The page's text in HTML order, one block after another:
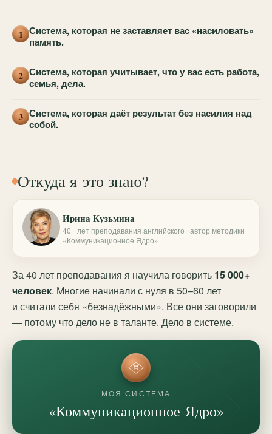
1 Система, которая не заставляет вас «насиловать»
память.
2 Система, которая учитывает, что у вас есть работа,
семья, дела.
3 Система, которая даёт результат без насилия над
собой.
Откуда я это знаю?
Ирина Кузьмина
40+ лет преподавания английского · автор методики
«Коммуникационное Ядро»
За 40 лет преподавания я научила говорить 15 000+
человек. Многие начинали с нуля в 50–60 лет
и считали себя «безнадёжными». Все они заговорили
— потому что дело не в таланте. Дело в системе.
МОЯ СИСТЕМА
«Коммуникационное Ядро»